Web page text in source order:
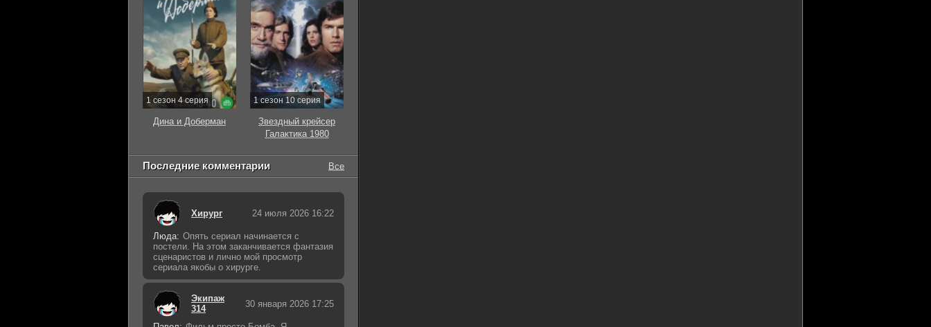
1 сезон 4 серия
Дина и Доберман
1 сезон 10 серия
Звездный крейсер
Галактика 1980
Последние комментарии Все
Хирург 24 июля 2026 16:22
Люда: Опять сериал начинается с
постели. На этом заканчивается фантазия
сценаристов и лично мой просмотр
сериала якобы о хирурге.
Экипаж
314
30 января 2026 17:25